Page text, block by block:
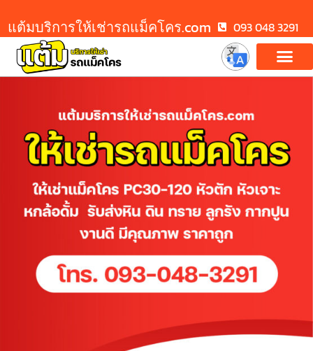
แต้มบริการให้เช่ารถแม็คโคร.com 093 048 3291